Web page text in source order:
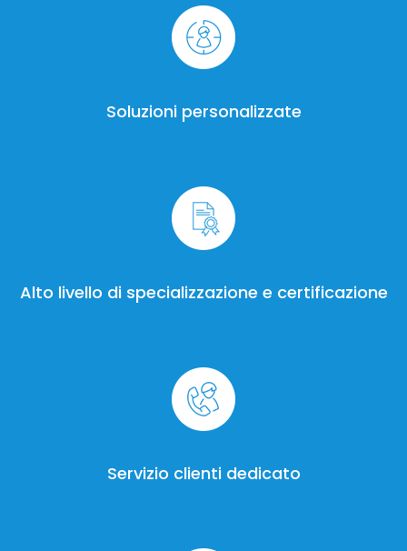
Soluzioni personalizzate
Alto livello di specializzazione e certificazione
Servizio clienti dedicato